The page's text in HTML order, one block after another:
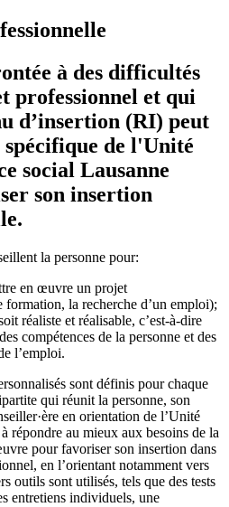
à des difficultés
professionnel et qui
d’insertion (RI) peut
de l'Unité
social Lausanne
son insertion
la personne pour:
en œuvre un projet
formation, la recherche d’un emploi);
réaliste et réalisable, c’est-à-dire
compétences de la personne et des
l’emploi.
sont définis pour chaque
qui réunit la personne, son
en orientation de l’Unité
répondre au mieux aux besoins de la
pour favoriser son insertion dans
en l’orientant notamment vers
outils sont utilisés, tels que des tests
entretiens individuels, une